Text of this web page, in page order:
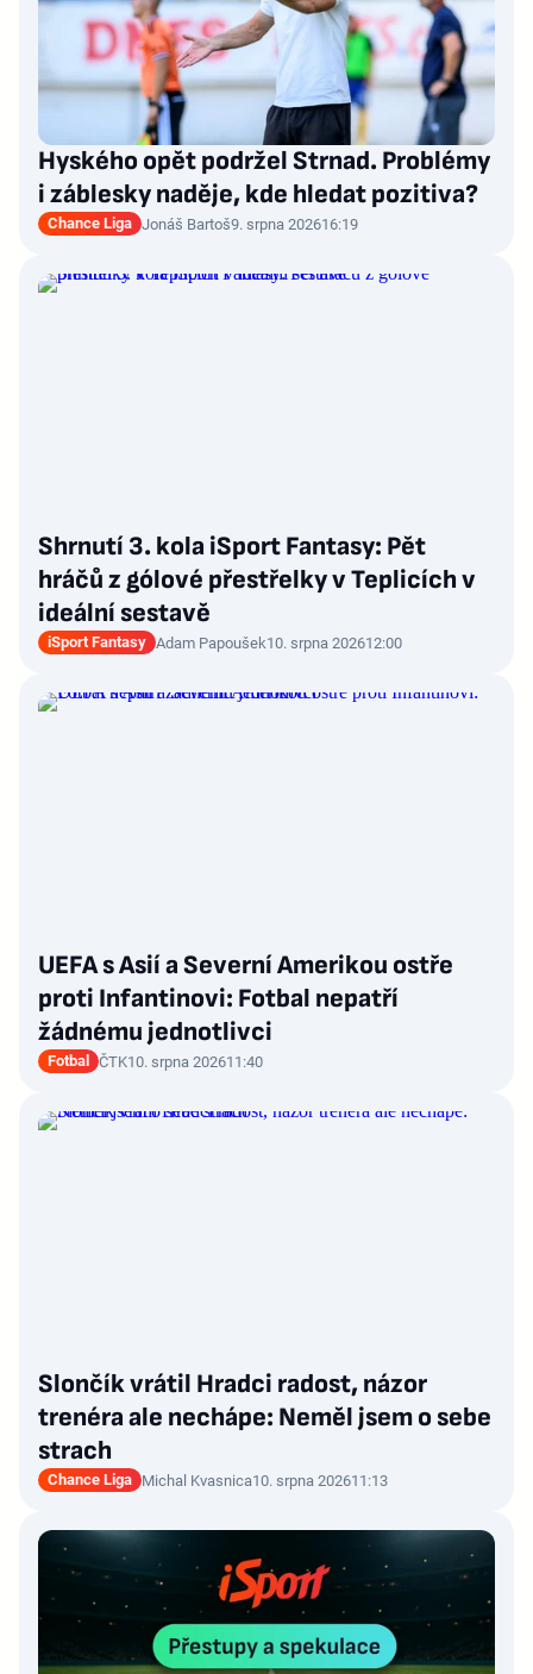
Hyského opět podržel Strnad. Problémy
i záblesky naděje, kde hledat pozitiva?
Chance Liga Jonáš Bartoš9. srpna 202616:19
Shrnutí 3. kola iSport Fantasy: Pět
hráčů z gólové přestřelky v Teplicích v
ideální sestavě
iSport Fantasy Adam Papoušek10. srpna 202612:00
UEFA s Asií a Severní Amerikou ostře
proti Infantinovi: Fotbal nepatří
žádnému jednotlivci
Fotbal ČTK10. srpna 202611:40
Slončík vrátil Hradci radost, názor
trenéra ale nechápe: Neměl jsem o sebe
strach
Chance Liga Michal Kvasnica10. srpna 202611:13